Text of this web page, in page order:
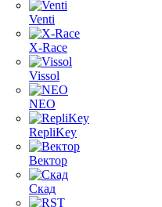
Venti
X-Race
Vissol
NEO
RepliKey
Вектор
Скад